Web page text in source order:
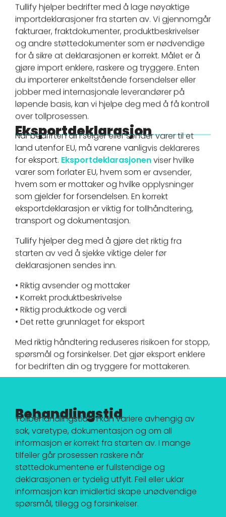
Tullify hjelper bedrifter med å lage nøyaktige
importdeklarasjoner fra starten av. Vi gjennomgår
fakturaer, fraktdokumenter, produktbeskrivelser
og andre støttedokumenter som er nødvendige
for å sikre at deklarasjonen er korrekt. Målet er å
gjøre import enklere, raskere og tryggere. Enten
du importerer enkeltstående forsendelser eller
jobber med internasjonale leverandører på
løpende basis, kan vi hjelpe deg med å få kontroll
over tollprosessen.
Eksportdeklarasjon
Når bedriften din selger eller sender varer til et
land utenfor EU, må varene vanligvis deklareres
for eksport. Eksportdeklarasjonenviser hvilke
varer som forlater EU, hvem som er avsender,
hvem som er mottaker og hvilke opplysninger
som gjelder for forsendelsen. En korrekt
eksportdeklarasjon er viktig for tollhåndtering,
transport og dokumentasjon.
Tullify hjelper deg med å gjøre det riktig fra
starten av ved å sjekke viktige deler før
deklarasjonen sendes inn.
• Riktig avsender og mottaker
• Korrekt produktbeskrivelse
• Riktig produktkode og verdi
• Det rette grunnlaget for eksport
Med riktig håndtering reduseres risikoen for stopp,
spørsmål og forsinkelser. Det gjør eksport enklere
for bedriften din og tryggere for mottakeren.
Behandlingstid
Tollbehandlingstiden kan variere avhengig av
sak, varetype, dokumentasjon og om all
informasjon er korrekt fra starten av. I mange
tilfeller går prosessen raskere når
støttedokumentene er fullstendige og
deklarasjonen er tydelig utfylt. Feil eller uklar
informasjon kan imidlertid skape unødvendige
spørsmål, tillegg og forsinkelser.